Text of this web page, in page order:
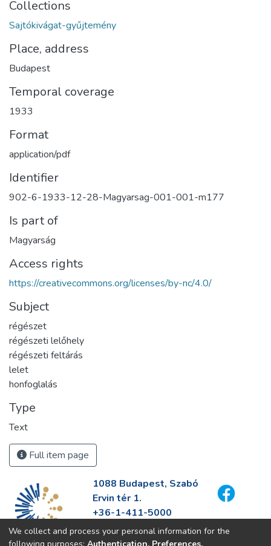
Collections
Sajtókivágat-gyűjtemény
Place, address
Budapest
Temporal coverage
1933
Format
application/pdf
Identifier
902-6-1933-12-28-Magyarsag-001-001-m177
Is part of
Magyarság
Access rights
https://creativecommons.org/licenses/by-nc/4.0/
Subject
régészet
régészeti lelőhely
régészeti feltárás
lelet
honfoglalás
Type
Text
Full item page
1088 Budapest, Szabó
Ervin tér 1.
+36-1-411-5000
info@fszek.hu
https://fszek.hu
We collect and process your personal information for the